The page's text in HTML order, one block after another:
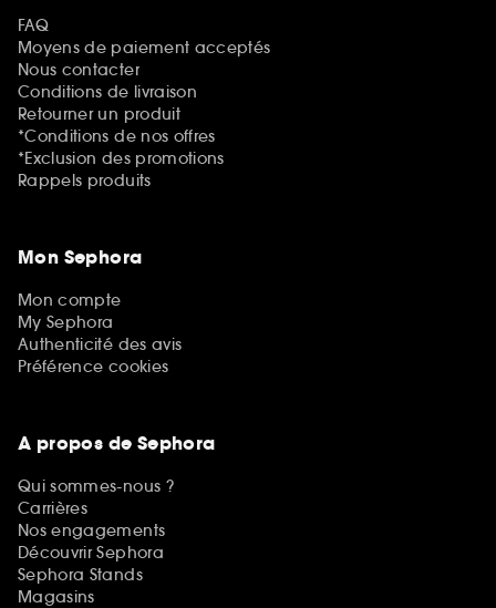
FAQ
Moyens de paiement acceptés
Nous contacter
Conditions de livraison
Retourner un produit
*Conditions de nos offres
*Exclusion des promotions
Rappels produits
Mon Sephora
Mon compte
My Sephora
Authenticité des avis
Préférence cookies
A propos de Sephora
Qui sommes-nous ?
Carrières
Nos engagements
Découvrir Sephora
Sephora Stands
Magasins